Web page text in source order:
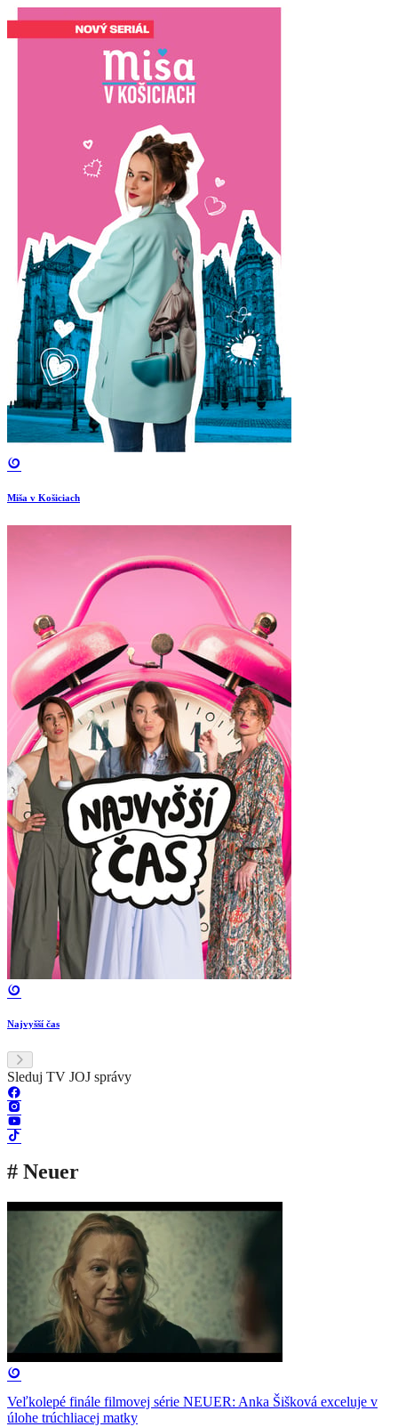
Miša v Košiciach
Najvyšší čas
Sleduj TV JOJ správy
# Neuer
Veľkolepé finále filmovej série NEUER: Anka Šišková exceluje v
úlohe trúchliacej matky